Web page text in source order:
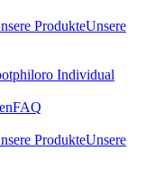
ProdukteUnsere
philoro Individual
FAQ
ProdukteUnsere